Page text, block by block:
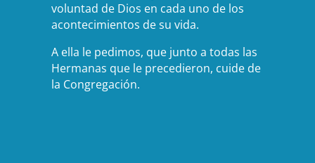
voluntad de Dios en cada uno de los
acontecimientos de su vida.
A ella le pedimos, que junto a todas las
Hermanas que le precedieron, cuide de
la Congregación.